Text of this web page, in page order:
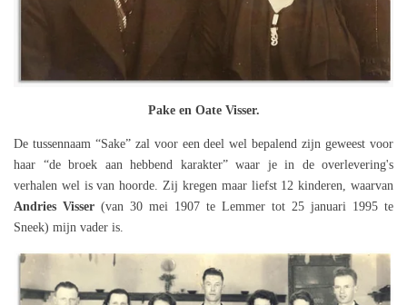
Pake en Oate Visser.
De tussennaam “Sake” zal voor een deel wel bepalend zijn geweest voor
haar “de broek aan hebbend karakter” waar je in de overlevering's
verhalen wel is van hoorde. Zij kregen maar liefst 12 kinderen, waarvan
Andries Visser (van 30 mei 1907 te Lemmer tot 25 januari 1995 te
Sneek) mijn vader is.